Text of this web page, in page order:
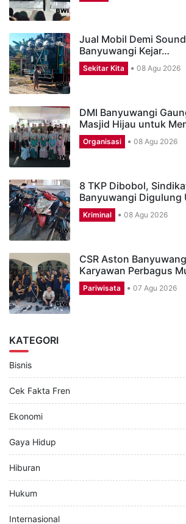
Jual Mobil Demi Sound
Banyuwangi Kejar…
DMI Banyuwangi
Masjid Hijau untuk
8 TKP Dibobol,
Banyuwangi Digulung
CSR Aston
Karyawan Perbagus
KATEGORI
Bisnis
Cek Fakta Fren
Ekonomi
Gaya Hidup
Hiburan
Hukum